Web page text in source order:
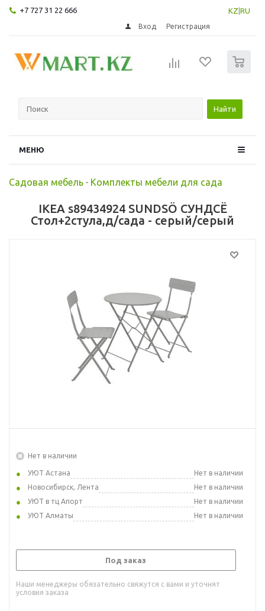
+7 727 31 22 666 KZ RU
Вход Регистрация
Найти
МЕНЮ
Садовая мебель - Комплекты мебели для сада
IKEA s89434924 SUNDSÖ СУНДСЁ
Стол+2стула,д/сада - серый/серый
Нет в наличии
УЮТ Астана
Нет в наличии
Новосибирск, Лента
Нет в наличии
УЮТ в тц Апорт
Нет в наличии
УЮТ Алматы
Нет в наличии
Под заказ
Наши менеджеры обязательно свяжутся с вами и уточнят
условия заказа